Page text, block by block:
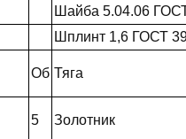
Шайба 5.04.06
Шплинт 1,6 ГОСТ
Об Тяга
5 Золотник